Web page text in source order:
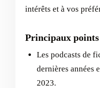
intérêts et à vos
Principaux
Les podcasts de
dernières années
2023.